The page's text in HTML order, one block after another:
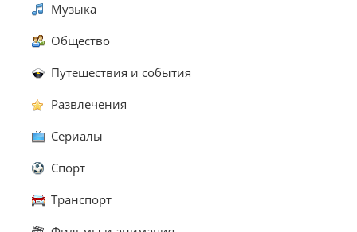
Музыка
Общество
Путешествия и события
Развлечения
Сериалы
Спорт
Транспорт